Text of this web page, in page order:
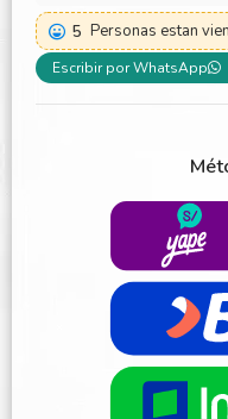
5 Personas estan
Escribir por WhatsApp